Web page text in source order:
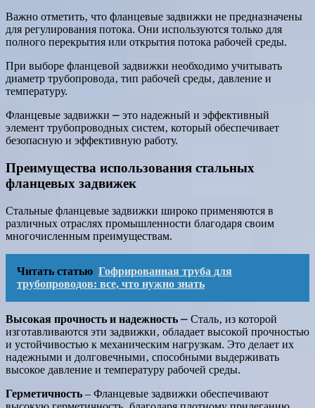
Важно отметить‚ что фланцевые задвижки не предназначены
для регулирования потока. Они используются только для
полного перекрытия или открытия потока рабочей среды.
При выборе фланцевой задвижки необходимо учитывать
диаметр трубопровода‚ тип рабочей среды‚ давление и
температуру.
Фланцевые задвижки ⎼ это надежный и эффективный
элемент трубопроводных систем‚ который обеспечивает
безопасную и эффективную работу.
Преимущества использования стальных
фланцевых задвижек
Стальные фланцевые задвижки широко применяются в
различных отраслях промышленности благодаря своим
многочисленным преимуществам.
Читать статью Гофрированная труба для
трубопроводов: все, что нужно знать
Высокая прочность и надежность ⎼ Сталь‚ из которой
изготавливаются эти задвижки‚ обладает высокой прочностью
и устойчивостью к механическим нагрузкам. Это делает их
надежными и долговечными‚ способными выдерживать
высокое давление и температуру рабочей среды.
Герметичность ‒ Фланцевые задвижки обеспечивают